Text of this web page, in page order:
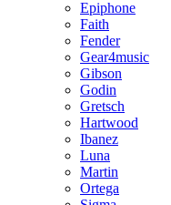
Epiphone
Faith
Fender
Gear4music
Gibson
Godin
Gretsch
Hartwood
Ibanez
Luna
Martin
Ortega